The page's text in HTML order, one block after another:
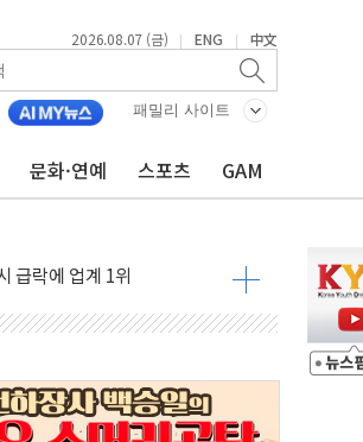
2026.08.07 (금) | ENG | 中文
패밀리 사이트
문화·연예 스포츠 GAM
들려선 안돼"
군 신뢰 회복해야"
13.9% 증가
서 '풀스택' 기술력 과시
보 전쟁
…2분기 영업익 853억